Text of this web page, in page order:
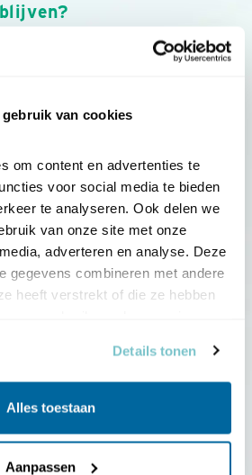
van cookies
om content en advertenties te
voor social media te bieden
te analyseren. Ook delen we
van onze site met onze
adverteren en analyse. Deze
gegevens combineren met andere
heeft verstrekt of die ze hebben
Details tonen
Alles toestaan
Aanpassen
nieuws, inspiratie, acties en tips
van Vogelbescherming.
voor € 36,00 per jaar